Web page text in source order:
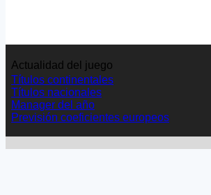
Actualidad del juego
Títulos continentales
Títulos nacionales
Manager del año
Previsión coeficientes europeos